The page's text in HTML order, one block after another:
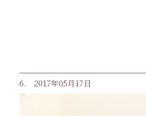
6. 2017年05月17日